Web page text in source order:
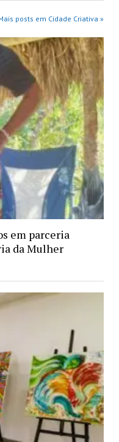
posts em Cidade Criativa »
em parceria
da Mulher